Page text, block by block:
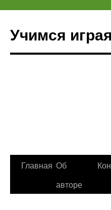
Учимся играя
Перейти
Главная Об
авторе